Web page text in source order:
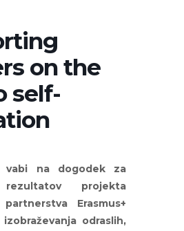
on the
self-
vabi na dogodek za
rezultatov projekta
Erasmus+
odraslih,